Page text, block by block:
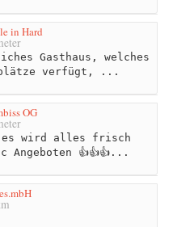
in Hard
Gasthaus, welches
verfügt, ...
OG
es wird alles frisch
👍👍👍...